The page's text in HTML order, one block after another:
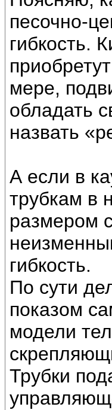
песочно-
гибкость.
мере,
обладать
назвать
А если в
трубкам в
размером
гибкость.
По сути
показом
модели
Трубки